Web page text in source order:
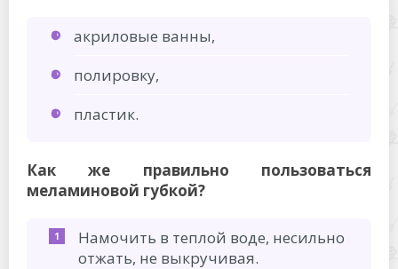
акриловые ванны,
полировку,
пластик.
Как же правильно пользоваться
меламиновой губкой?
Намочить в теплой воде, несильно
отжать, не выкручивая.